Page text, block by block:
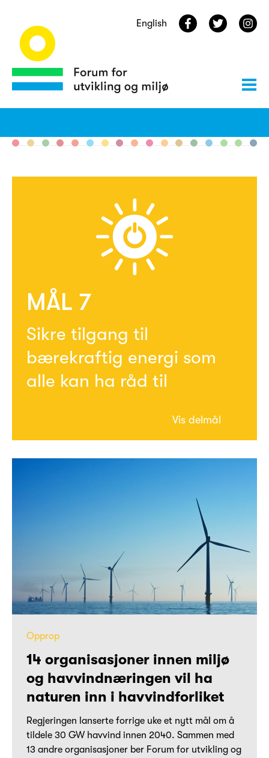
English
MÅL 7
Sikre tilgang til
bærekraftig energi som
alle kan ha råd til
Vis delmål
Opprop
14 organisasjoner innen miljø
og havvindnæringen vil ha
naturen inn i havvindforliket
Regjeringen lanserte forrige uke et nytt mål om å
tildele 30 GW havvind innen 2040. Sammen med
13 andre organisasjoner ber Forum for utvikling og